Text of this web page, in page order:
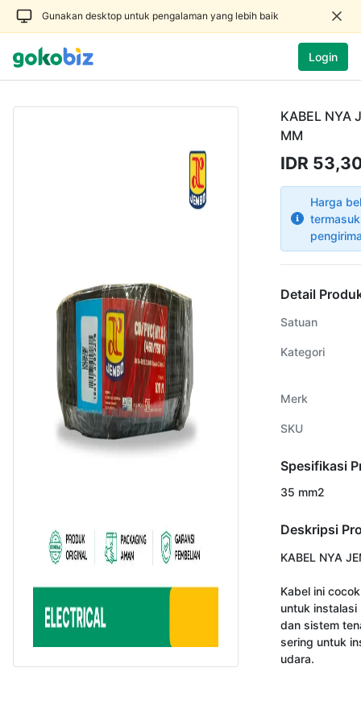
Gunakan desktop untuk pengalaman yang lebih baik
Login
KABEL NYA
MM
IDR
Harga
Detail
Satuan
Kategori
Merk
SKU
Spesifikasi
35 mm2
Deskripsi
KABEL NYA
Kabel ini
untuk instalasi
dan sistem
sering untuk
udara.